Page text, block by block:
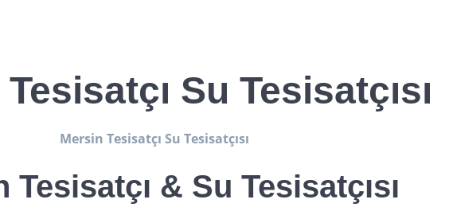
Su Tesisatçısı
Mersin Tesisatçı Su Tesisatçısı
Tesisatçı & Su Tesisatçısı